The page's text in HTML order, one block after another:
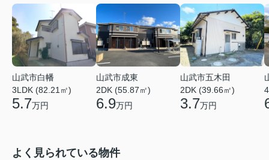
山武市白幡
3LDK (82.21㎡)
5.7万円
山武市成東
2DK (55.87㎡)
6.9万円
山武市五木田
2DK (39.66㎡)
3.7万円
よく見られている物件